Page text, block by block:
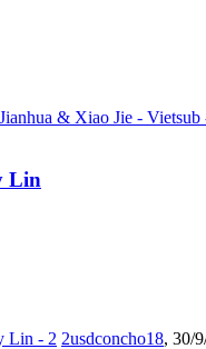
& Xiao Jie - Vietsub
Lin
Lin - 2 2usdconcho18, 30/